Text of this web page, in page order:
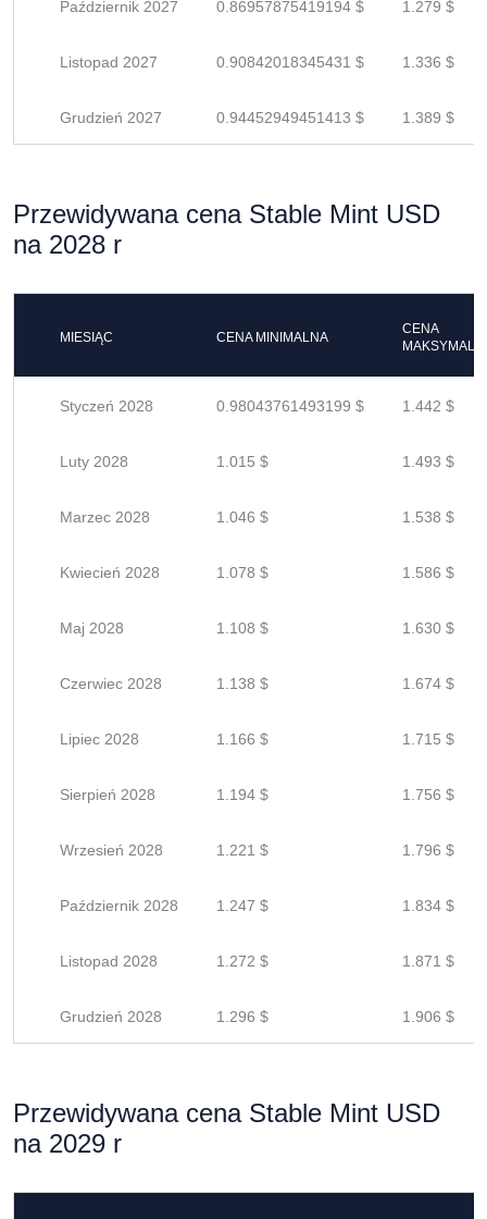
Październik 2027 0.86957875419194 $ 1.279 $
Listopad 2027 0.90842018345431 $ 1.336 $
Grudzień 2027 0.94452949451413 $ 1.389 $
Przewidywana cena Stable Mint USD
na 2028 r
MIESIĄC CENA MINIMALNA
CENA
Styczeń 2028 0.98043761493199 $ 1.442 $
Luty 2028 1.015 $ 1.493 $
Marzec 2028 1.046 $ 1.538 $
Kwiecień 2028 1.078 $ 1.586 $
Maj 2028 1.108 $ 1.630 $
Czerwiec 2028 1.138 $ 1.674 $
Lipiec 2028 1.166 $ 1.715 $
Sierpień 2028 1.194 $ 1.756 $
Wrzesień 2028 1.221 $ 1.796 $
Październik 2028 1.247 $ 1.834 $
Listopad 2028 1.272 $ 1.871 $
Grudzień 2028 1.296 $ 1.906 $
Przewidywana cena Stable Mint USD
na 2029 r